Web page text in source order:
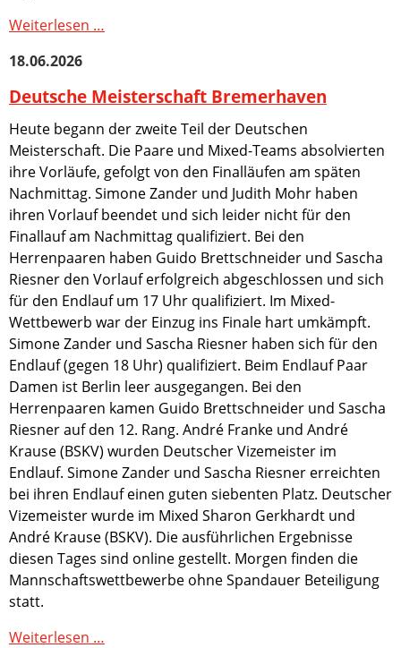
Weiterlesen …
18.06.2026
Deutsche Meisterschaft Bremerhaven
Heute begann der zweite Teil der Deutschen
Meisterschaft. Die Paare und Mixed-Teams absolvierten
ihre Vorläufe, gefolgt von den Finalläufen am späten
Nachmittag. Simone Zander und Judith Mohr haben
ihren Vorlauf beendet und sich leider nicht für den
Finallauf am Nachmittag qualifiziert. Bei den
Herrenpaaren haben Guido Brettschneider und Sascha
Riesner den Vorlauf erfolgreich abgeschlossen und sich
für den Endlauf um 17 Uhr qualifiziert. Im Mixed-
Wettbewerb war der Einzug ins Finale hart umkämpft.
Simone Zander und Sascha Riesner haben sich für den
Endlauf (gegen 18 Uhr) qualifiziert. Beim Endlauf Paar
Damen ist Berlin leer ausgegangen. Bei den
Herrenpaaren kamen Guido Brettschneider und Sascha
Riesner auf den 12. Rang. André Franke und André
Krause (BSKV) wurden Deutscher Vizemeister im
Endlauf. Simone Zander und Sascha Riesner erreichten
bei ihren Endlauf einen guten siebenten Platz. Deutscher
Vizemeister wurde im Mixed Sharon Gerkhardt und
André Krause (BSKV). Die ausführlichen Ergebnisse
diesen Tages sind online gestellt. Morgen finden die
Mannschaftswettbewerbe ohne Spandauer Beteiligung
statt.
Weiterlesen …